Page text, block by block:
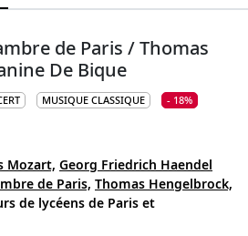
de Paris / Thomas
De Bique
MUSIQUE CLASSIQUE
- 18%
Mozart, Georg Friedrich Haendel
de Paris, Thomas Hengelbrock,
de lycéens de Paris et